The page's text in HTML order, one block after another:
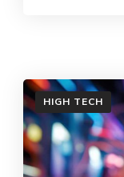
HIGH TECH